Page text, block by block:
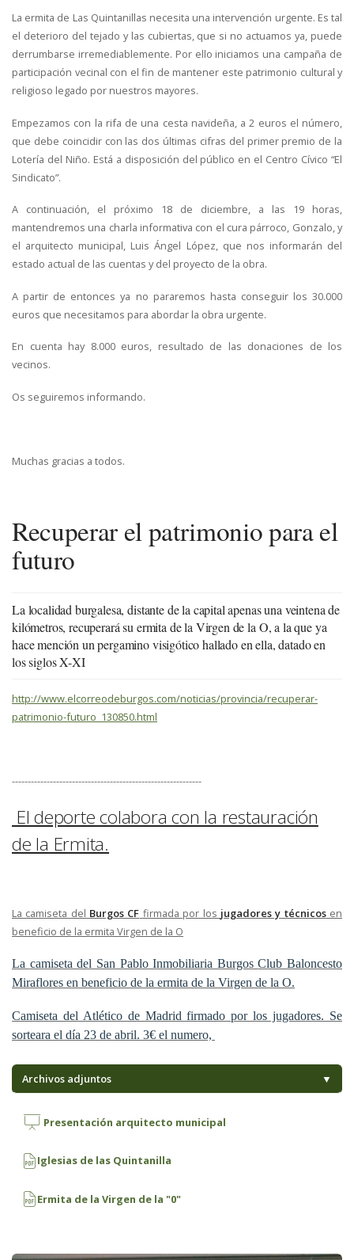
La ermita de Las Quintanillas necesita una intervención urgente. Es tal
el deterioro del tejado y las cubiertas, que si no actuamos ya, puede
derrumbarse irremediablemente. Por ello iniciamos una campaña de
participación vecinal con el fin de mantener este patrimonio cultural y
religioso legado por nuestros mayores.
Empezamos con la rifa de una cesta navideña, a 2 euros el número,
que debe coincidir con las dos últimas cifras del primer premio de la
Lotería del Niño. Está a disposición del público en el Centro Cívico “El
Sindicato”.
A continuación, el próximo 18 de diciembre, a las 19 horas,
mantendremos una charla informativa con el cura párroco, Gonzalo, y
el arquitecto municipal, Luis Ángel López, que nos informarán del
estado actual de las cuentas y del proyecto de la obra.
A partir de entonces ya no pararemos hasta conseguir los 30.000
euros que necesitamos para abordar la obra urgente.
En cuenta hay 8.000 euros, resultado de las donaciones de los
vecinos.
Os seguiremos informando.
Muchas gracias a todos.
Recuperar el patrimonio para el
futuro
La localidad burgalesa, distante de la capital apenas una veintena de
kilómetros, recuperará su ermita de la Virgen de la O, a la que ya
hace mención un pergamino visigótico hallado en ella, datado en
los siglos X-XI
http://www.elcorreodeburgos.com/noticias/provincia/recuperar-
patrimonio-futuro_130850.html
------------------------------------------------------------
El deporte colabora con la restauración
de la Ermita.
La camiseta del Burgos CF firmada por los jugadores y técnicosen
beneficio de la ermita Virgen de la O
La camiseta del San Pablo Inmobiliaria BurgosClub Baloncesto
Miraflores en beneficio de la ermita de la Virgen de la O.
Camiseta del Atlético de Madrid firmado por los jugadores. Se
sorteara el día 23 de abril. 3€ el numero,
Archivos adjuntos ▼
Presentación arquitecto municipal
Iglesias de las Quintanilla
Ermita de la Virgen de la "0"